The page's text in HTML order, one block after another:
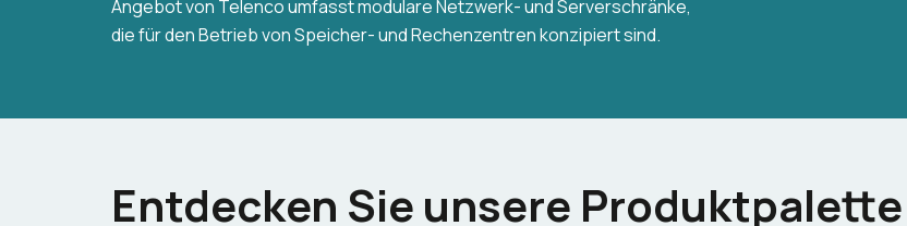
Angebot von Telenco umfasst modulare Netzwerk- und Serverschränke,
die für den Betrieb von Speicher- und Rechenzentren konzipiert sind.
Entdecken Sie unsere Produktpalette